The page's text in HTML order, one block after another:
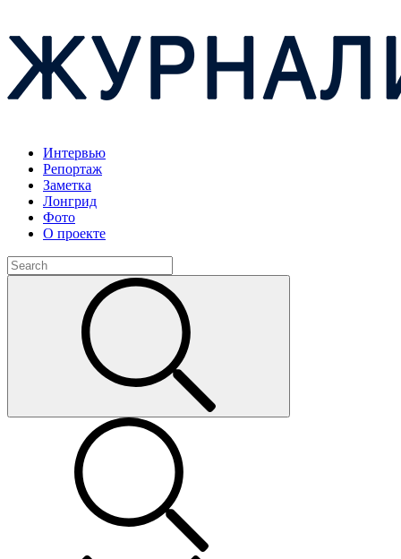
Интервью
Репортаж
Заметка
Лонгрид
Фото
О проекте